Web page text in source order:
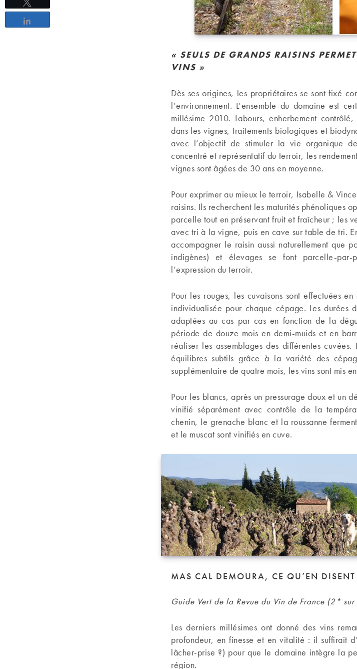
« SEULS DE GRANDS RAISINS
VINS »
Dès ses origines, les propriétaires se sont fixé
l’environnement. L’ensemble du domaine est
millésime 2010. Labours, enherbement
dans les vignes, traitements biologiques et
avec l’objectif de stimuler la vie organique
concentré et représentatif du terroir, les
vignes sont âgées de 30 ans en moyenne.
Pour exprimer au mieux le terroir, Isabelle &
raisins. Ils recherchent les maturités phénoliques
parcelle tout en préservant fruit et fraîcheur ; les
avec tri à la vigne, puis en cave sur table de tri.
accompagner le raisin aussi naturellement que
indigènes) et élevages se font parcelle-
l’expression du terroir.
Pour les rouges, les cuvaisons sont effectuées
individualisée pour chaque cépage. Les
adaptées au cas par cas en fonction de la
période de douze mois en demi-muids et en
réaliser les assemblages des différentes
équilibres subtils grâce à la variété des
supplémentaire de quatre mois, les vins sont mis
Pour les blancs, après un pressurage doux et un
vinifié séparément avec contrôle de la
chenin, le grenache blanc et la roussanne
et le muscat sont vinifiés en cuve.
MAS CAL DEMOURA, CE QU’EN DISENT
Guide Vert de la Revue du Vin de France (2*
Les derniers millésimes ont donné des vins
profondeur, en finesse et en vitalité : il suffirait
lâcher-prise ?) pour que le domaine intègre la
région.